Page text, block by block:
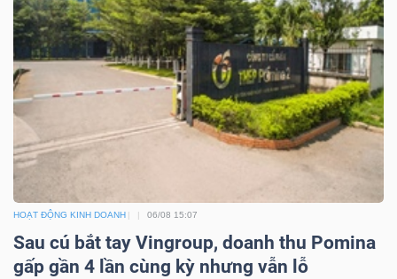
HOẠT ĐỘNG KINH DOANH 06/08 15:07
Sau cú bắt tay Vingroup, doanh thu Pomina
gấp gần 4 lần cùng kỳ nhưng vẫn lỗ
Sách
chính
Công
cụ
đầu
tư